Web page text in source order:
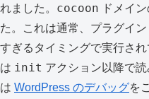
れました。 cocoon ドメイ
た。これは通常、プラグイ
すぎるタイミングで実行さ
は init アクション以降で
は WordPress のデバッグを